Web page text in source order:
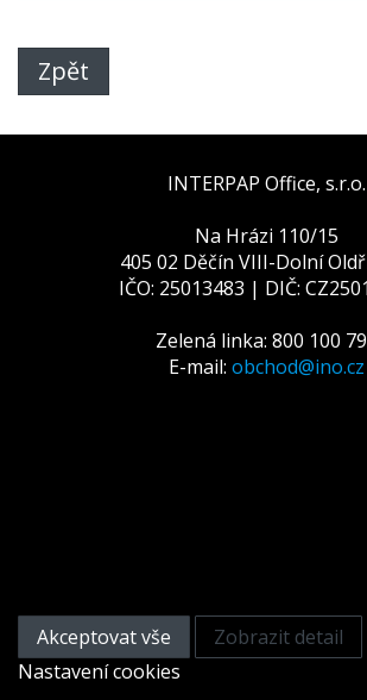
Zpět
INTERPAP Office, s.r.o.
Na Hrázi 110/15
405 02 Děčín VIII-Dolní
IČO: 25013483 | DIČ:
Zelená linka: 800 100
E-mail: obchod@ino.cz
Akceptovat vše
Zobrazit detail
Nastavení cookies